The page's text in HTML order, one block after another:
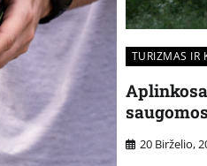
TURIZMAS IR
20 Birželio,